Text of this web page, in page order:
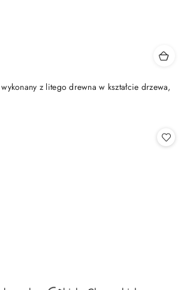
z litego drewna w kształcie drzewa,